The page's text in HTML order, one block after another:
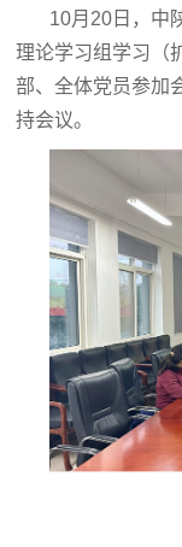
10月20日，中
理论学习组学习（
部、全体党员参加
持会议。